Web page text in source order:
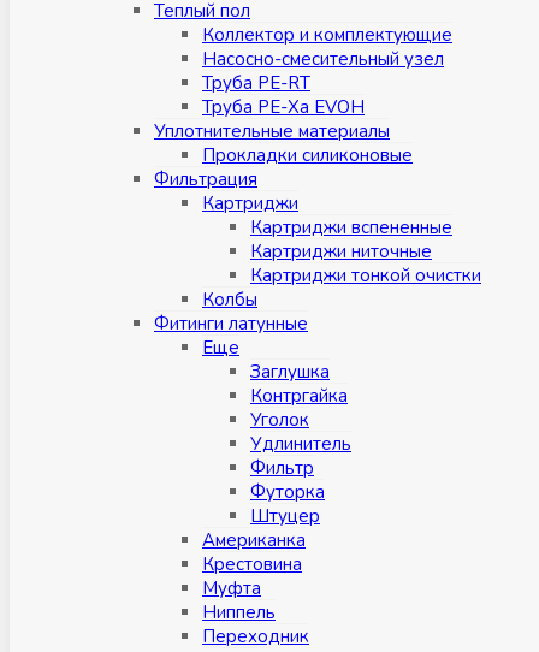
Теплый пол
Коллектор и комплектующие
Насосно-смесительный узел
Труба PE-RT
Труба PE-Xa EVOH
Уплотнительные материалы
Прокладки силиконовые
Фильтрация
Картриджи
Картриджи вспененные
Картриджи ниточные
Картриджи тонкой очистки
Колбы
Фитинги латунные
Eщe
Заглушка
Контргайка
Уголок
Удлинитель
Фильтр
Футорка
Штуцер
Американка
Крестовина
Муфта
Ниппель
Переходник